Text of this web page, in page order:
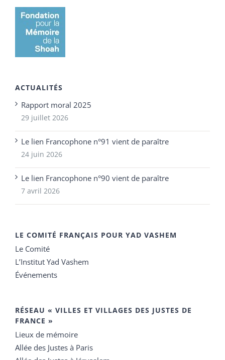
ACTUALITÉS
Rapport moral 2025
29 juillet 2026
Le lien Francophone n°91 vient de paraître
24 juin 2026
Le lien Francophone n°90 vient de paraître
7 avril 2026
LE COMITÉ FRANÇAIS POUR YAD VASHEM
Le Comité
L’Institut Yad Vashem
Événements
RÉSEAU « VILLES ET VILLAGES DES JUSTES DE
FRANCE »
Lieux de mémoire
Allée des Justes à Paris